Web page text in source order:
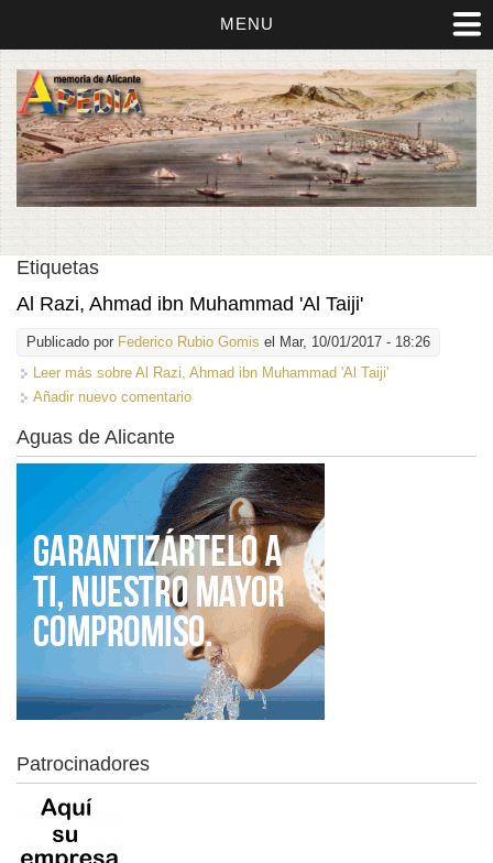
MENU
Etiquetas
Al Razi, Ahmad ibn Muhammad 'Al Taiji'
Publicado por Federico Rubio Gomis el Mar, 10/01/2017 - 18:26
Leer más sobre Al Razi, Ahmad ibn Muhammad 'Al Taiji'
Añadir nuevo comentario
Aguas de Alicante
Patrocinadores